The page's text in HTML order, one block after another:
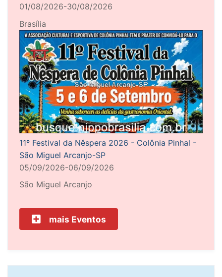
01/08/2026-30/08/2026
Brasília
11º Festival da Nêspera 2026 - Colônia Pinhal -
São Miguel Arcanjo-SP
05/09/2026-06/09/2026
São Miguel Arcanjo
mais Eventos